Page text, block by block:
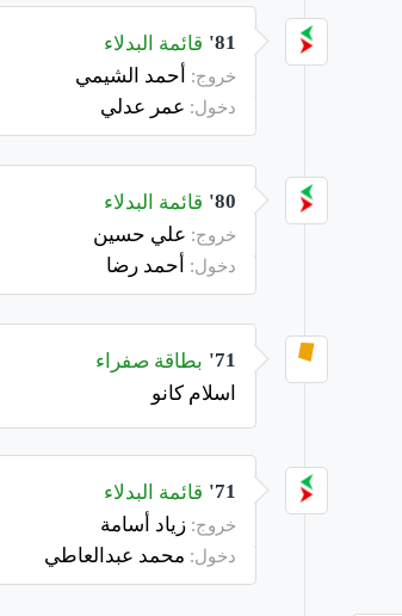
81' قائمة البدلاء
خروج: أحمد الشيمي
دخول: عمر عدلي
80' قائمة البدلاء
خروج: علي حسين
دخول: أحمد رضا
71'
بطاقة صفراء
اسلام كانو
71' قائمة البدلاء
خروج: زياد أسامة
دخول: محمد عبدالعاطي